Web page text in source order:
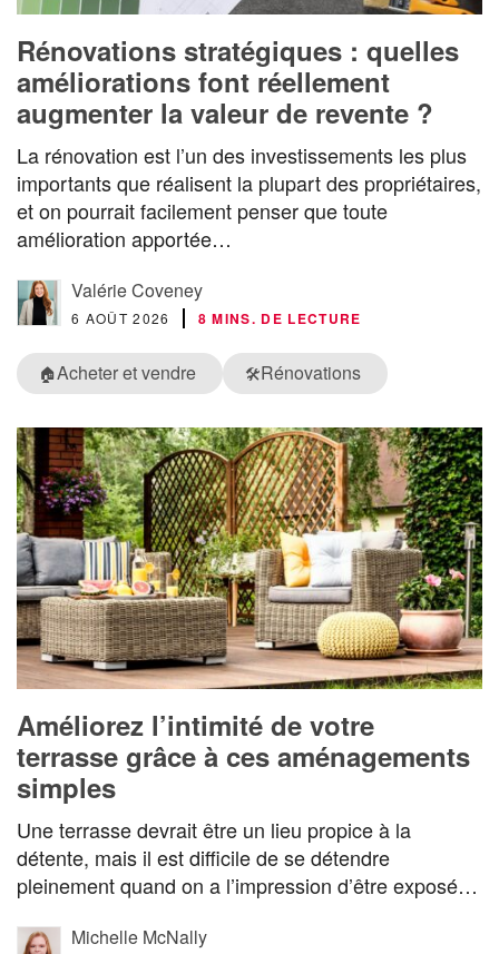
Rénovations stratégiques : quelles
améliorations font réellement
augmenter la valeur de revente ?
La rénovation est l’un des investissements les plus
importants que réalisent la plupart des propriétaires,
et on pourrait facilement penser que toute
amélioration apportée…
Valérie Coveney
6 AOÛT 2026 8 MINS. DE LECTURE
🏠Acheter et vendre 🛠️Rénovations
Améliorez l’intimité de votre
terrasse grâce à ces aménagements
simples
Une terrasse devrait être un lieu propice à la
détente, mais il est difficile de se détendre
pleinement quand on a l’impression d’être exposé…
Michelle McNally